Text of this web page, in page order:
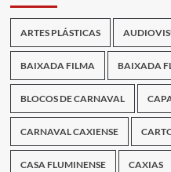
ARTES PLÁSTICAS
BAIXADA FILMA BAIXADA
BLOCOS DE CARNAVAL
CARNAVAL CAXIENSE
CASA FLUMINENSE CAXIAS